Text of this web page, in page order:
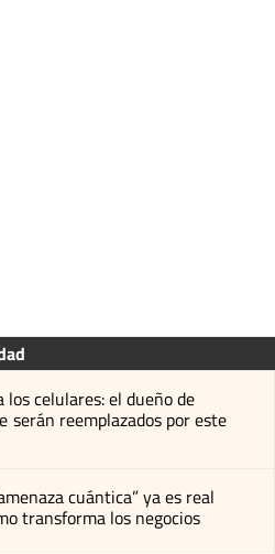
los celulares: el dueño de
serán reemplazados por este
cuántica” ya es real
transforma los negocios